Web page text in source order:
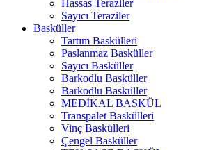
Hassas Teraziler
Sayıcı Teraziler
Basküller
Tartım Baskülleri
Paslanmaz Basküller
Sayıcı Basküller
Barkodlu Basküller
Barkodlu Basküller
MEDİKAL BASKÜL
Transpalet Baskülleri
Vinç Baskülleri
Çengel Basküller